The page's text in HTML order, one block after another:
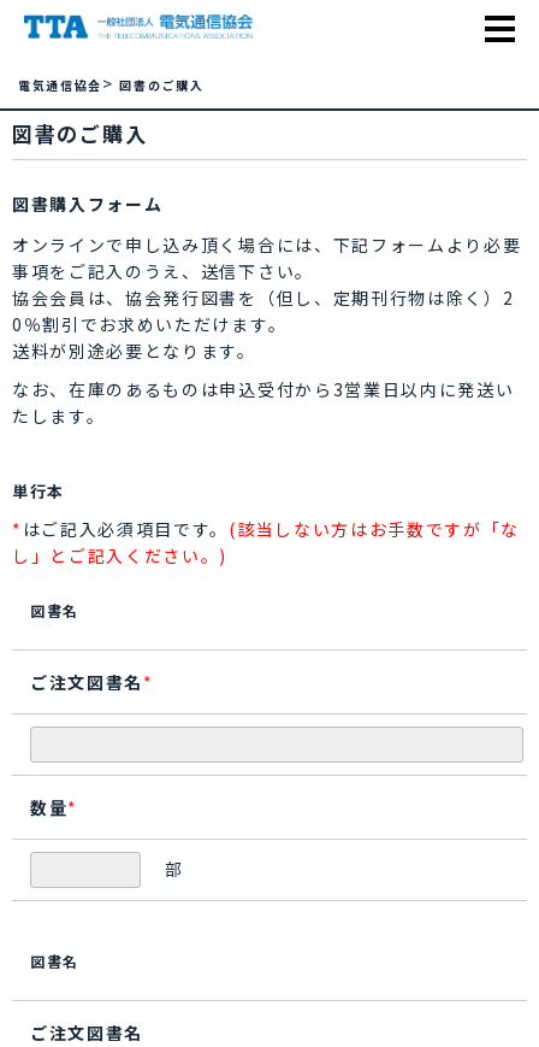
電気通信協会 > 図書のご購入
図書のご購入
図書購入フォーム
オンラインで申し込み頂く場合には、下記フォームより必要
事項をご記入のうえ、送信下さい。
協会会員は、協会発行図書を（但し、定期刊行物は除く）2
0％割引でお求めいただけます。
送料が別途必要となります。
なお、在庫のあるものは申込受付から3営業日以内に発送い
たします。
単行本
* はご記入必須項目です。 (該当しない方はお手数ですが「な
し」とご記入ください。)
図書名
ご注文図書名 *
数量*
部
図書名
ご注文図書名